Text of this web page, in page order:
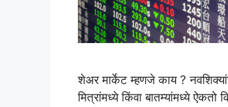
शेअर मार्केट म्हणजे काय ?
मित्रांमध्ये किंवा बातम्यांमध्ये